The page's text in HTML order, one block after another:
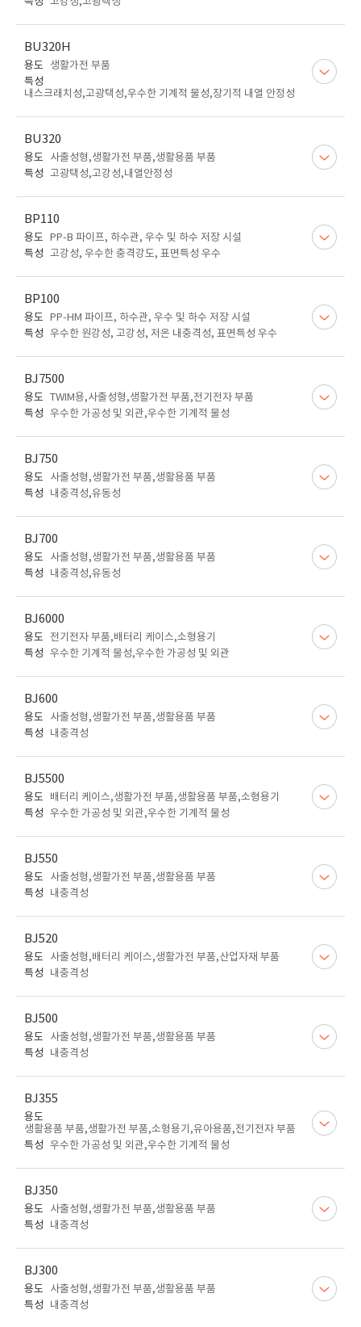
BU320H
용도
생활가전 부품
특성
내스크래치성,고광택성,우수한 기계적 물성,장기적 내열 안정성
BU320
용도
사출성형,생활가전 부품,생활용품 부품
특성 고광택성,고강성,내열안정성
BP110
용도 PP-B 파이프, 하수관, 우수 및 하수 저장 시설
특성 고강성, 우수한 충격강도, 표면특성 우수
BP100
용도 PP-HM 파이프, 하수관, 우수 및 하수 저장 시설
특성 우수한 원강성, 고강성, 저온 내충격성, 표면특성 우수
BJ7500
용도 TWIM용,사출성형,생활가전 부품,전기전자 부품
특성 우수한 가공성 및 외관,우수한 기계적 물성
BJ750
용도
사출성형,생활가전 부품,생활용품 부품
특성
내충격성,유동성
BJ700
용도
사출성형,생활가전 부품,생활용품 부품
특성
내충격성,유동성
BJ6000
용도
전기전자 부품,배터리 케이스,소형용기
특성 우수한 기계적 물성,우수한 가공성 및 외관
BJ600
용도
사출성형,생활가전 부품,생활용품 부품
특성
내충격성
BJ5500
용도
배터리 케이스,생활가전 부품,생활용품 부품,소형용기
특성 우수한 가공성 및 외관,우수한 기계적 물성
BJ550
용도
사출성형,생활가전 부품,생활용품 부품
특성
내충격성
BJ520
용도
사출성형,배터리 케이스,생활가전 부품,산업자재 부품
특성
내충격성
BJ500
용도
사출성형,생활가전 부품,생활용품 부품
특성
내충격성
BJ355
용도
생활용품 부품,생활가전 부품,소형용기,유아용품,전기전자 부품
특성 우수한 가공성 및 외관,우수한 기계적 물성
BJ350
용도
사출성형,생활가전 부품,생활용품 부품
특성
내충격성
BJ300
용도
사출성형,생활가전 부품,생활용품 부품
특성
내충격성